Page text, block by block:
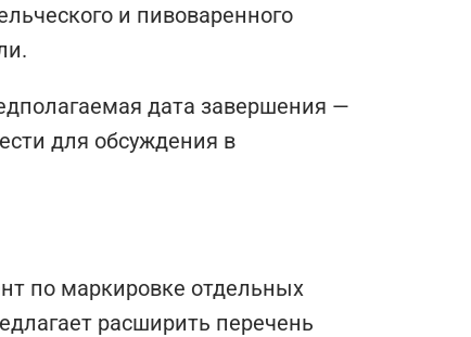
и пивоваренного
дата завершения —
для обсуждения в
по маркировке отдельных
расширить перечень